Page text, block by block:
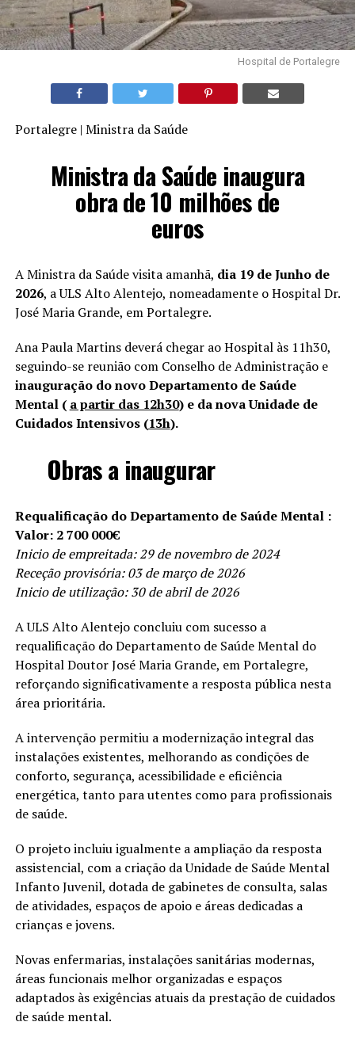
Hospital de Portalegre
Portalegre | Ministra da Saúde
Ministra da Saúde inaugura
obra de 10 milhões de
euros
A Ministra da Saúde visita amanhã, dia 19 de Junho de
2026, a ULS Alto Alentejo, nomeadamente o Hospital Dr.
José Maria Grande, em Portalegre.
Ana Paula Martins deverá chegar ao Hospital às 11h30,
seguindo-se reunião com Conselho de Administração e
inauguração do novo Departamento de Saúde
Mental ( a partir das 12h30) e da nova Unidade de
Cuidados Intensivos (13h).
Obras a inaugurar
Requalificação do Departamento de Saúde Mental :
Valor: 2 700 000€
Inicio de empreitada: 29 de novembro de 2024
Receção provisória: 03 de março de 2026
Inicio de utilização: 30 de abril de 2026
A ULS Alto Alentejo concluiu com sucesso a
requalificação do Departamento de Saúde Mental do
Hospital Doutor José Maria Grande, em Portalegre,
reforçando significativamente a resposta pública nesta
área prioritária.
A intervenção permitiu a modernização integral das
instalações existentes, melhorando as condições de
conforto, segurança, acessibilidade e eficiência
energética, tanto para utentes como para profissionais
de saúde.
O projeto incluiu igualmente a ampliação da resposta
assistencial, com a criação da Unidade de Saúde Mental
Infanto Juvenil, dotada de gabinetes de consulta, salas
de atividades, espaços de apoio e áreas dedicadas a
crianças e jovens.
Novas enfermarias, instalações sanitárias modernas,
áreas funcionais melhor organizadas e espaços
adaptados às exigências atuais da prestação de cuidados
de saúde mental.